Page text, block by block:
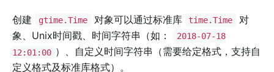
创建 gtime.Time 对象可以通过标准库 time.Time
对
象、Unix时间戳、时间字符串（如：
2018-07-18
12:01:00 ）、自定义时间字符串（需要给定格式，支持自
定义格式及标准库格式）。